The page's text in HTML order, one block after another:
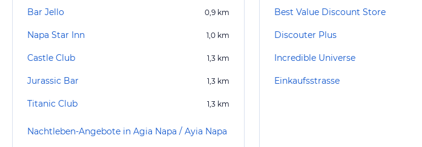
Bar Jello 0,9 km
Napa Star Inn 1,0 km
Castle Club 1,3 km
Jurassic Bar 1,3 km
Titanic Club 1,3 km
Nachtleben-Angebote in Agia Napa / Ayia Napa
Best Value Discount Store
Discouter Plus
Incredible Universe
Einkaufsstrasse